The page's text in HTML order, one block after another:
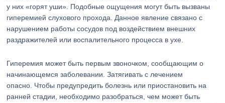
у них «горят уши». Подобные ощущения могут быть вызваны
гиперемией слухового прохода. Данное явление связано с
нарушением работы сосудов под воздействием внешних
раздражителей или воспалительного процесса в ухе.
Гиперемия может быть первым звоночком, сообщающим о
начинающемся заболевании. Затягивать с лечением
опасно. Чтобы предупредить болезнь или приостановить на
ранней стадии, необходимо разобраться, чем может быть